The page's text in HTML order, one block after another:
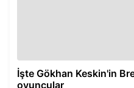
İşte Gökhan Keskin'in
oyuncular